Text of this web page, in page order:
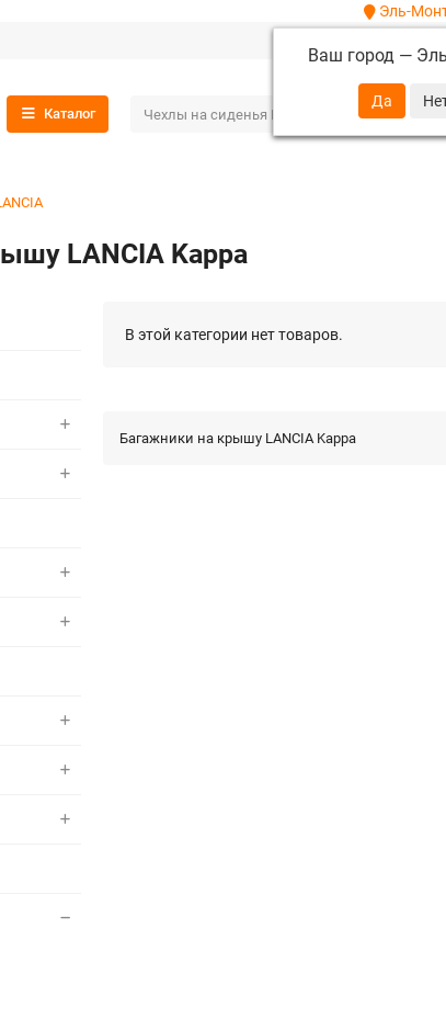
Эль-
Ваш город —
Каталог
LANCIA Kappa
В этой категории нет товаров.
Багажники на крышу LANCIA Kappa